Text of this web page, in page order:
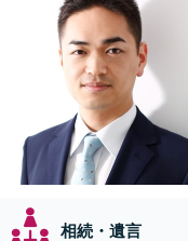
相続・遺言